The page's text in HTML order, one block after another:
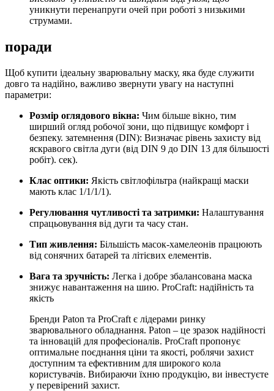
уникнути перенапруги очей при роботі з низькими
струмами.
поради
Щоб купити ідеальну зварювальну маску, яка буде служити
довго та надійно, важливо звернути увагу на наступні
параметри:
Розмір оглядового вікна: Чим більше вікно, тим
ширший огляд робочої зони, що підвищує комфорт і
безпеку. затемнення (DIN): Визначає рівень захисту від
яскравого світла дуги (від DIN 9 до DIN 13 для більшості
робіт). сек).
Клас оптики: Якість світлофільтра (найкращі маски
мають клас 1/1/1/1).
Регулювання чутливості та затримки: Налаштування
спрацьовування від дуги та часу стан.
Тип живлення: Більшість масок-хамелеонів працюють
від сонячних батарей та літієвих елементів.
Вага та зручність: Легка і добре збалансована маска
знижує навантаження на шию. ProCraft: надійність та
якість
Бренди Paton та ProCraft є лідерами ринку
зварювального обладнання. Paton – це зразок надійності
та інновацій для професіоналів. ProCraft пропонує
оптимальне поєднання ціни та якості, роблячи захист
доступним та ефективним для широкого кола
користувачів. Вибираючи їхню продукцію, ви інвестуєте
у перевірений захист.